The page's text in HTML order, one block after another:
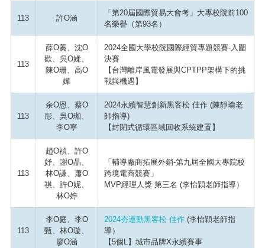
113 許O涵
「第20屆國際貿易大會考」大專校院前100
名榮譽（第93名）
113
薛O蓁、沈O
歡、吳O媃、
陳O珊、高O
嬅
2024全國大學校院國際經貿專題競賽-入圍
決賽
【台灣離岸風電發展與CPTPP架構下的挑
戰與機遇】
113
余O恩、蔡O
彤、吳O珈、
李O寧
2024永續智慧創新黑客松 佳作 (陳靜瑜老
師指導)
【封閉式循環區域回收系統建置】
113
趙O禎、許O
妤、謝O晶、
林O謙、蕭O
祺、許O妮、
林O婷
「輔導廠商拓展外銷-第九屆全國大專院校
跨境電商競賽」
MVP經理人獎 第三名 (李怡穎老師指導）
113
李O庭、李O
甄、林O璇、
廖O涵
2024夯運動黑客松 佳作(李怡穎老師指
導）
【5個L】城市品牌X永續賽事